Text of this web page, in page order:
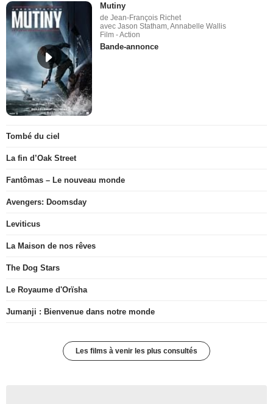
Mutiny
de Jean-François Richet
avec Jason Statham, Annabelle Wallis
Film - Action
Bande-annonce
Tombé du ciel
La fin d’Oak Street
Fantômas – Le nouveau monde
Avengers: Doomsday
Leviticus
La Maison de nos rêves
The Dog Stars
Le Royaume d'Orïsha
Jumanji : Bienvenue dans notre monde
Les films à venir les plus consultés